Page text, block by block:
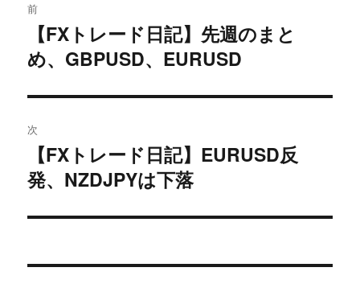
稿
ナ
ビ
ゲ
ー
シ
ン
前
去
投
稿:
【FXトレード日記】先週のまと
め、GBPUSD、EURUSD
次
の
稿:
【FXトレード日記】EURUSD反
発、NZDJPYは下落